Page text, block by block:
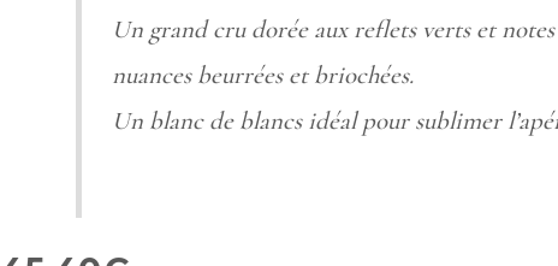
Un grand cru dorée aux reflets verts et
nuances beurrées et briochées.
Un blanc de blancs idéal pour sublimer